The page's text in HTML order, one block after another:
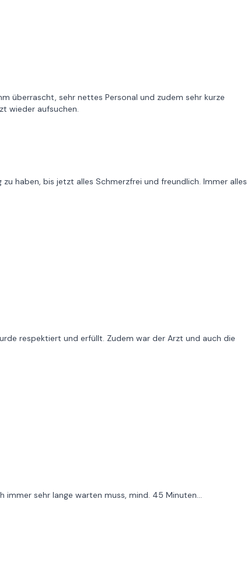
überrascht, sehr nettes Personal und zudem sehr kurze
wieder aufsuchen.
haben, bis jetzt alles Schmerzfrei und freundlich. Immer alles
respektiert und erfüllt. Zudem war der Arzt und auch die
immer sehr lange warten muss, mind. 45 Minuten...